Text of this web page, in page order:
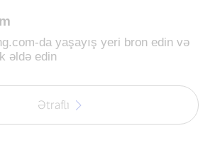
da yaşayış yeri bron edin və
əldə edin
Ətraflı